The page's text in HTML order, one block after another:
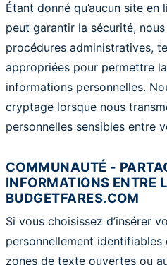
Étant donné qu’aucun site
peut garantir la sécurité,
procédures administratives,
appropriées pour permettre
informations personnelles.
cryptage lorsque nous
personnelles sensibles entre
COMMUNAUTÉ -
INFORMATIONS ENTRE
BUDGETFARES.COM
Si vous choisissez d’insérer
personnellement
zones de texte ouvertes ou